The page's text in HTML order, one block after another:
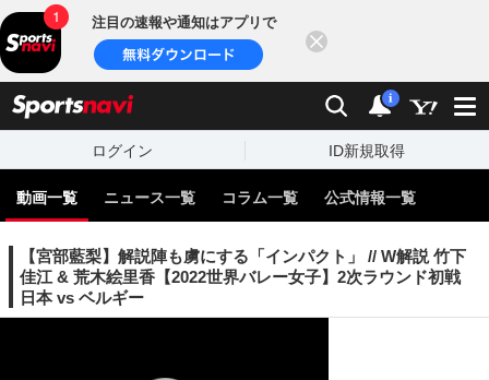
注目の速報や通知はアプリで
検索 通知
i
ログイン ID新規取得
動画一覧 ニュース一覧 コラム一覧 公式情報一覧
【宮部藍梨】解説陣も虜にする「インパクト」 // W解説 竹下
佳江 & 荒木絵里香【2022世界バレー女子】2次ラウンド初戦
日本 vs ベルギー